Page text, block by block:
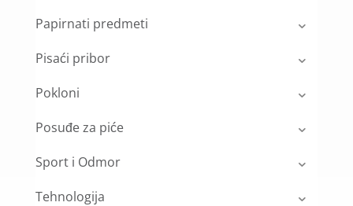
Papirnati predmeti
Pisaći pribor
Pokloni
Posuđe za piće
Sport i Odmor
Tehnologija